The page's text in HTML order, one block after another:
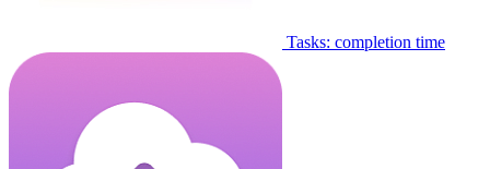
Tasks: completion time